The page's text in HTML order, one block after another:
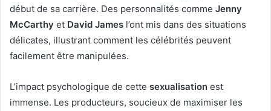
début de sa carrière. Des personnalités comme Jenny
McCarthy et David James l’ont mis dans des situations
délicates, illustrant comment les célébrités peuvent
facilement être manipulées.
L’impact psychologique de cette sexualisation est
immense. Les producteurs, soucieux de maximiser les